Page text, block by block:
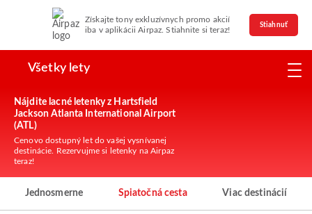
Získajte tony exkluzívnych promo akcií
iba v aplikácii Airpaz. Stiahnite si teraz!
Stiahnuť
Všetky lety
Nájdite lacné letenky z Hartsfield
Jackson Atlanta International Airport
(ATL)
Cenovo dostupný let do vašej vysnívanej
destinácie. Rezervujme si letenky na Airpaz
teraz!
Jednosmerne Spiatočná cesta Viac destinácií